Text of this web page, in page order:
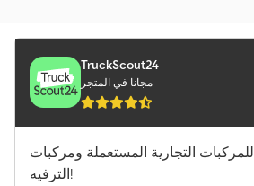
Fendt Ideal 8 T
Fendt Rotana 160 V Combi
Fendt Tigo 50 Mr Profi
TruckScout24
مجانا في المتجر
تطبيق رقم 1 للمركبات التجارية المستعملة ومركبات
الترفيه!